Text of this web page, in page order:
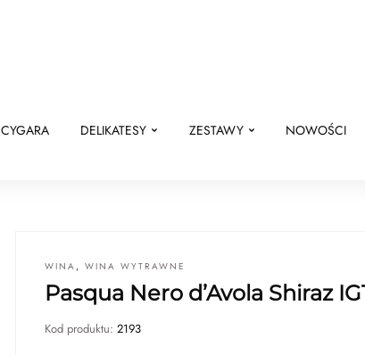
CYGARA DELIKATESY ZESTAWY NOWOŚCI
WINA , WINA WYTRAWNE
Pasqua Nero d’Avola Shiraz
Kod produktu: 2193